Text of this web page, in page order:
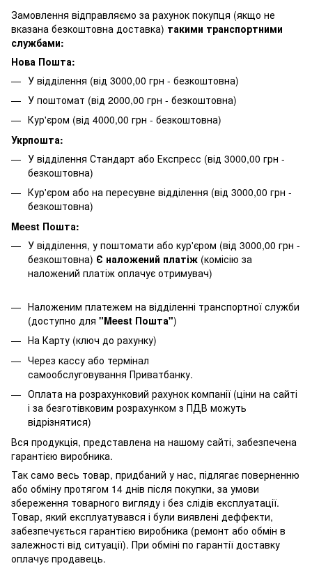
Замовлення відправляємо за рахунок покупця (якщо не
вказана безкоштовна доставка) такими транспортними
службами:
Нова Пошта:
У відділення (від 3000,00 грн - безкоштовна)
У поштомат (від 2000,00 грн - безкоштовна)
Кур'єром (від 4000,00 грн - безкоштовна)
Укрпошта:
У відділення Стандарт або Експресс (від 3000,00 грн -
безкоштовна)
Кур'єром або на пересувне відділення (від 3000,00 грн -
безкоштовна)
Meest Пошта:
У відділення, у поштомати або кур'єром (від 3000,00 грн -
безкоштовна) Є наложений платіж (комісію за
наложений платіж оплачує отримувач)
Наложеним платежем на відділенні транспортної служби
(доступно для "Meest Пошта")
На Карту (ключ до рахунку)
Через кассу або термінал
самообслуговування Приватбанку.
Оплата на розрахунковий рахунок компанії (ціни на сайті
і за безготівковим розрахунком з ПДВ можуть
відрізнятися)
Вся продукція, представлена ​​на нашому сайті, забезпечена
гарантією виробника.
Так само весь товар, придбаний у нас, підлягає поверненню
або обміну протягом 14 днів після покупки, за умови
збереження товарного вигляду і без слідів експлуатації.
Товар, який експлуатувався і були виявлені деффекти,
забезпечується гарантією виробника (ремонт або обмін в
залежності від ситуації). При обміні по гарантії доставку
оплачує продавець.